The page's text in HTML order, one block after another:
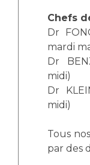
Mouvement
Activité
Cancer
Médecine
Réseaux de
Adresser un
Médicale
Radiologie /
Cancérologie
Les pôles
Adresser un
Centres de
Chefs
Dr
mardi
Dr
midi)
Dr
midi)
Tous
par des